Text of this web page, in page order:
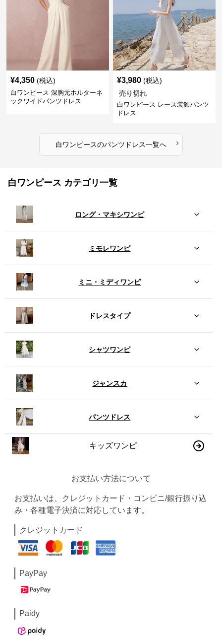
¥4,350 (税込)
白ワンピース 深胸元ホルターネ
ックワイドパンツドレス
¥3,980 (税込)
売り切れ
白ワンピース レース装飾パンツ
ドレス
白ワンピースのパンツドレス一覧へ ›
白ワンピース カテゴリ一覧
ロング・マキシワンピ
ミモレワンピ
ミニ・ミディワンピ
ドレスタイプ
シャツワンピ
ジャンスカ
パンツドレス
キッズワンピ
お支払い方法について
お支払いは、クレジットカード・コンビニ/銀行振り込
み・各種電子決済に対応しています。
クレジットカード
PayPay
Paidy